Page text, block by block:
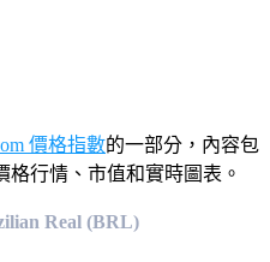
價格指數的一部分，內容包
行情、市值和實時圖表。
Real (BRL)